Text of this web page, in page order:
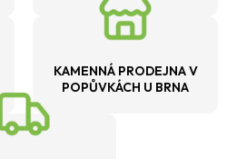
KAMENNÁ PRODEJNA V
POPŮVKÁCH U BRNA